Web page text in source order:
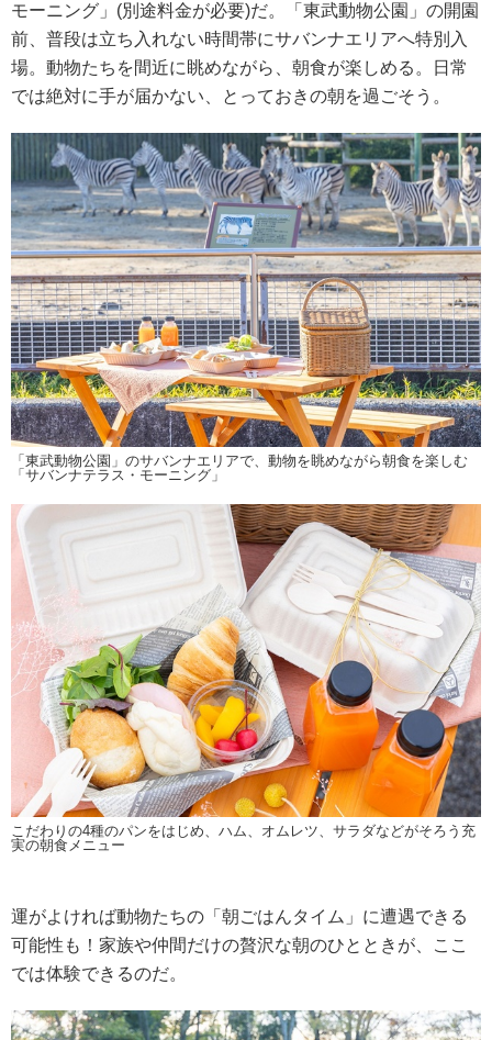
モーニング」(別途料金が必要)だ。「東武動物公園」の開園
前、普段は立ち入れない時間帯にサバンナエリアへ特別入
場。動物たちを間近に眺めながら、朝食が楽しめる。日常
では絶対に手が届かない、とっておきの朝を過ごそう。
「東武動物公園」のサバンナエリアで、動物を眺めながら朝食を楽しむ
「サバンナテラス・モーニング」
こだわりの4種のパンをはじめ、ハム、オムレツ、サラダなどがそろう充
実の朝食メニュー
運がよければ動物たちの「朝ごはんタイム」に遭遇できる
可能性も！家族や仲間だけの贅沢な朝のひとときが、ここ
では体験できるのだ。